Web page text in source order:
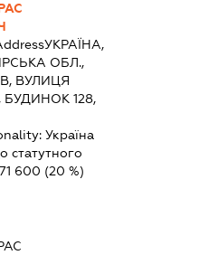
УКРАЇНА,
ОБЛ.,
ВУЛИЦЯ
128,
Україна
статутного
600 (20 %)